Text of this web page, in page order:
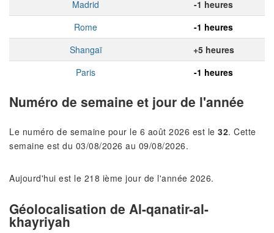
Madrid
-1 heures
Rome
-1 heures
Shangaï
+5 heures
Paris
-1 heures
Numéro de semaine et jour de l'année
Le numéro de semaine pour le 6 août 2026 est le 32. Cette
semaine est du 03/08/2026 au 09/08/2026.
Aujourd'hui est le 218 ième jour de l'année 2026.
Géolocalisation de Al-qanatir-al-
khayriyah